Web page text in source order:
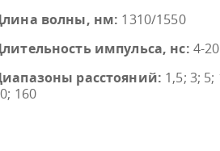
волны, нм: 1310/1550
импульса, нс: 4-
расстояний: 1,5; 3; 5;
160